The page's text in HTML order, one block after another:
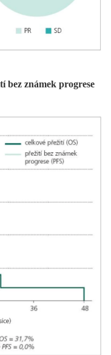
bez známek progrese